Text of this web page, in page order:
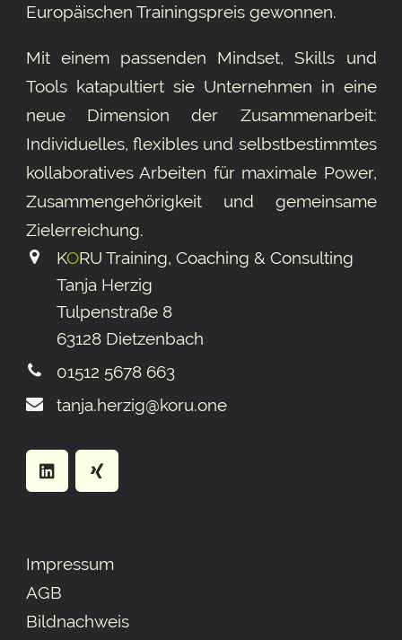
Europäischen Trainingspreis gewonnen.
Mit einem passenden Mindset, Skills und
Tools katapultiert sie Unternehmen in eine
neue Dimension der Zusammenarbeit:
Individuelles, flexibles und selbstbestimmtes
kollaboratives Arbeiten für maximale Power,
Zusammengehörigkeit und gemeinsame
Ziel­erreichung.
KORU Training, Coaching & Consulting
Tanja Herzig
Tulpenstraße 8
63128 Dietzenbach
01512 5678 663
tanja.herzig@koru.one
Impressum
AGB
Bildnachweis